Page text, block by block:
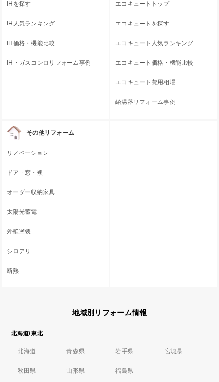
IHを探す
IH人気ランキング
IH価格・機能比較
IH・ガスコンロリフォーム事例
エコキュートトップ
エコキュートを探す
エコキュート人気ランキング
エコキュート価格・機能比較
エコキュート費用相場
給湯器リフォーム事例
その他リフォーム
リノベーション
ドア・窓・襖
オーダー収納家具
太陽光蓄電
外壁塗装
シロアリ
断熱
地域別リフォーム情報
北海道/東北
北海道 青森県 岩手県 宮城県
秋田県 山形県 福島県